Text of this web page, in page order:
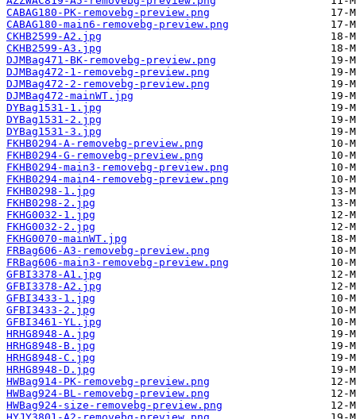
CABAG180-PK-removebg-preview.png
CABAG180-main6-removebg-preview.png
CKHB2599-A2.jpg
CKHB2599-A3.jpg
DJMBag471-BK-removebg-preview.png
DJMBag472-1-removebg-preview.png
DJMBag472-2-removebg-preview.png
DJMBag472-mainWT.jpg
DYBag1531-1.jpg
DYBag1531-2.jpg
DYBag1531-3.jpg
FKHB0294-A-removebg-preview.png
FKHB0294-G-removebg-preview.png
FKHB0294-main3-removebg-preview.png
FKHB0294-main4-removebg-preview.png
FKHB0298-1.jpg
FKHB0298-2.jpg
FKHG0032-1.jpg
FKHG0032-2.jpg
FKHG0070-mainWT.jpg
FRBag606-A3-removebg-preview.png
FRBag606-main3-removebg-preview.png
GFBI3378-A1.jpg
GFBI3378-A2.jpg
GFBI3433-1.jpg
GFBI3433-2.jpg
GFBI3461-YL.jpg
HRHG8948-A.jpg
HRHG8948-B.jpg
HRHG8948-C.jpg
HRHG8948-D.jpg
HWBag914-PK-removebg-preview.png
HWBag924-BL-removebg-preview.png
HWBag924-size-removebg-preview.png